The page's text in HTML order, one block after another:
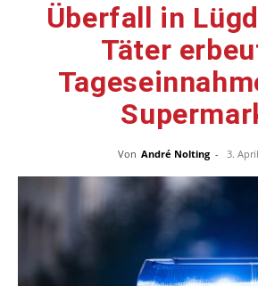
Überfall in
Täter
Von André Nolting - 3.